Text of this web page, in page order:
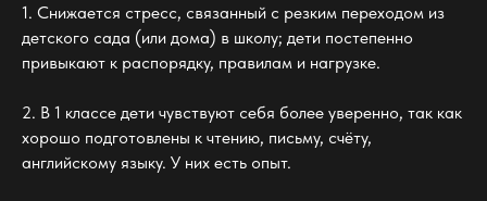
1. Снижается стресс, связанный с резким переходом из
детского сада (или дома) в школу; дети постепенно
привыкают к распорядку, правилам и нагрузке.
2. В 1 классе дети чувствуют себя более уверенно, так как
хорошо подготовлены к чтению, письму, счёту,
английскому языку. У них есть опыт.